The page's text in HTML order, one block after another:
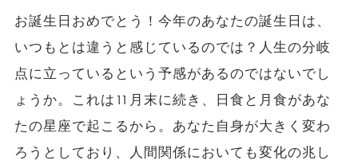
お誕生日おめでとう！今年のあなたの誕生日は、
いつもとは違うと感じているのでは？人生の分岐
点に立っているという予感があるのではないでし
ょうか。これは11月末に続き、日食と月食があな
たの星座で起こるから。あなた自身が大きく変わ
ろうとしており、人間関係においても変化の兆し